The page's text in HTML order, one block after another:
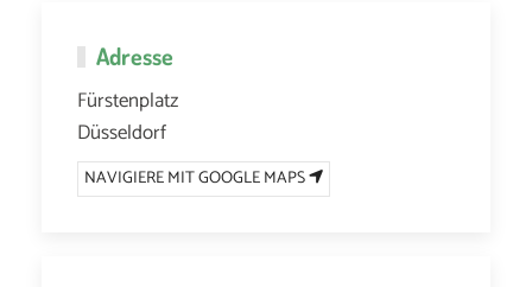
Adresse
Fürstenplatz
Düsseldorf
NAVIGIERE MIT GOOGLE MAPS